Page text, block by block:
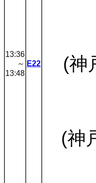
13:36
～
13:48
E22
(神
(神